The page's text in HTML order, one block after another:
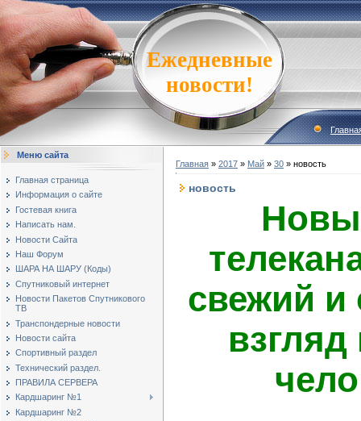
Ежедневные
новости!
Меню сайта
Главная страница
Информация о сайте
Гостевая книга
Написать нам.
Новости Сайта
Наш Форум
ШАРА НА ШАРУ (Коды)
Спутниковый интернет
Новости Пакетов Спутникового
ТВ
Транспондерные новости
Новости сайта
Спортивный раздел
Технический раздел.
ПРАВИЛА СЕРВЕРА
Кардшаринг №1
Кардшаринг №2
Главная » 2017 » Май » 30 » новость
новость
свежий